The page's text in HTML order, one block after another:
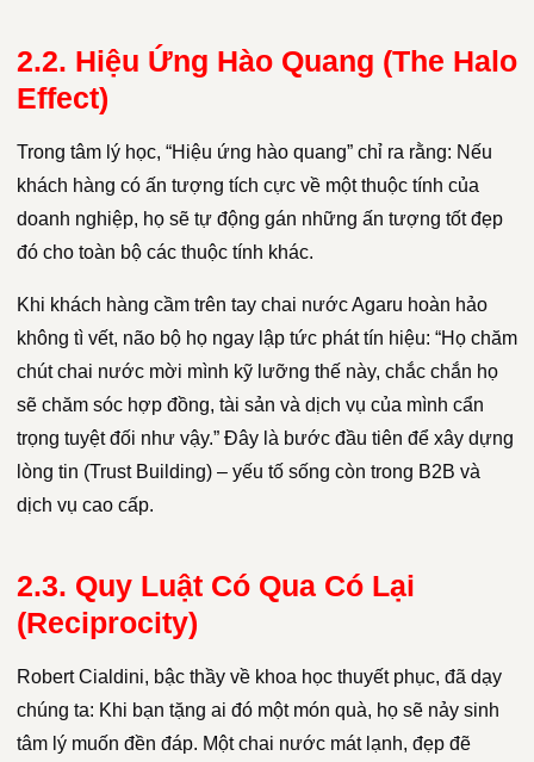
2.2. Hiệu Ứng Hào Quang (The Halo
Effect)
Trong tâm lý học, “Hiệu ứng hào quang” chỉ ra rằng: Nếu
khách hàng có ấn tượng tích cực về một thuộc tính của
doanh nghiệp, họ sẽ tự động gán những ấn tượng tốt đẹp
đó cho toàn bộ các thuộc tính khác.
Khi khách hàng cầm trên tay chai nước Agaru hoàn hảo
không tì vết, não bộ họ ngay lập tức phát tín hiệu: “Họ chăm
chút chai nước mời mình kỹ lưỡng thế này, chắc chắn họ
sẽ chăm sóc hợp đồng, tài sản và dịch vụ của mình cẩn
trọng tuyệt đối như vậy.” Đây là bước đầu tiên để xây dựng
lòng tin (Trust Building) – yếu tố sống còn trong B2B và
dịch vụ cao cấp.
2.3. Quy Luật Có Qua Có Lại
(Reciprocity)
Robert Cialdini, bậc thầy về khoa học thuyết phục, đã dạy
chúng ta: Khi bạn tặng ai đó một món quà, họ sẽ nảy sinh
tâm lý muốn đền đáp. Một chai nước mát lạnh, đẹp đẽ